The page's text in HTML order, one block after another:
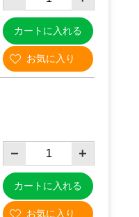
カートに入れる
カートに入れる